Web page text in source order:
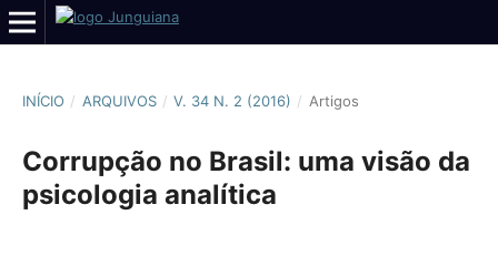
INÍCIO / ARQUIVOS / V. 34 N. 2 (2016) / Artigos
Corrupção no Brasil: uma visão da
psicologia analítica